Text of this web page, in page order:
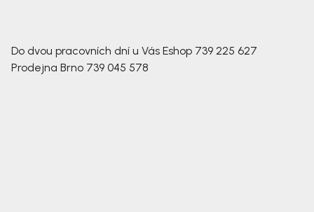
Do dvou pracovních dní u Vás Eshop 739 225 627
Prodejna Brno 739 045 578